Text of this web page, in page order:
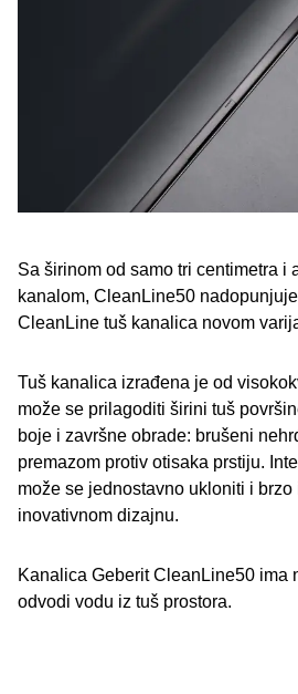
Sa širinom od samo tri centimetra i
kanalom, CleanLine50
CleanLine tuš kanalica novom
Tuš kanalica izrađena je od
može se prilagoditi širini tuš
boje i završne obrade: brušeni
premazom protiv otisaka prstiju.
može se jednostavno ukloniti i
inovativnom dizajnu.
Kanalica Geberit CleanLine50 ima
odvodi vodu iz tuš prostora.